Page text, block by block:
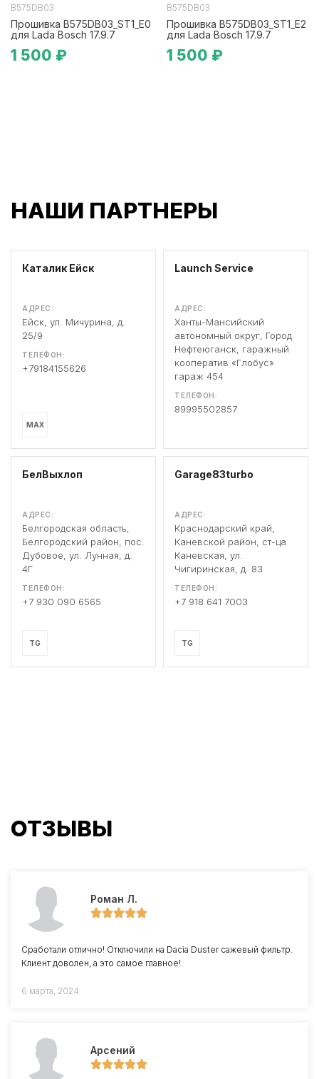
B575DB03
Прошивка B575DB03_ST1_E0
для Lada Bosch 17.9.7
1 500 ₽
B575DB03
Прошивка B575DB03_ST1_E2
для Lada Bosch 17.9.7
1 500 ₽
НАШИ ПАРТНЕРЫ
Каталик Ейск
АДРЕС:
Ейск, ул. Мичурина, д.
25/9
ТЕЛЕФОН:
+79184155626
MAX
Launch Service
АДРЕС:
Ханты-Мансийский
автономный округ, Город
Нефтеюганск, гаражный
кооператив «Глобус»
гараж 454
ТЕЛЕФОН:
89995502857
БелВыхлоп
АДРЕС:
Белгородская область,
Белгородский район, пос.
Дубовое, ул. Лунная, д.
4Г
ТЕЛЕФОН:
+7 930 090 6565
TG
Garage83turbo
АДРЕС:
Краснодарский край,
Каневской район, ст-ца
Каневская, ул.
Чигиринская, д. 83
ТЕЛЕФОН:
+7 918 641 7003
TG
ОТЗЫВЫ
Роман Л.
Сработали отлично! Отключили на Dacia Duster сажевый фильтр.
Клиент доволен, а это самое главное!
6 марта, 2024
Арсений